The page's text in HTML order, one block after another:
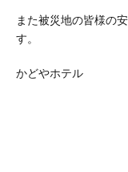
また被災地の皆様の
す。
かどやホテル